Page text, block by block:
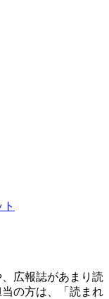
広報誌があまり読
の方は、「読まれ